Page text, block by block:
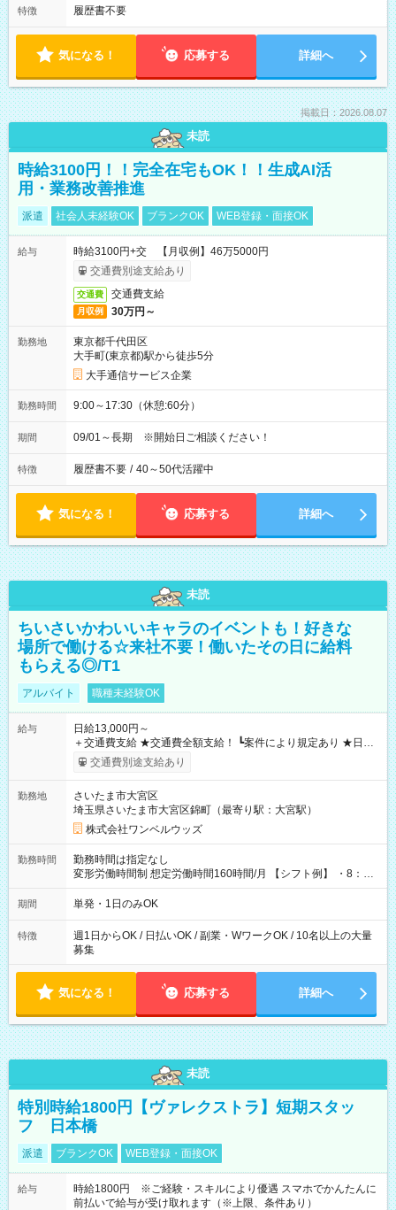
特徴 履歴書不要
気になる！ 応募する 詳細へ
掲載日：2026.08.07
未読
時給3100円！！完全在宅もOK！！生成AI活
用・業務改善推進
派遣 社会人未経験OK ブランクOK WEB登録・面接OK
給与
時給3100円+交 【月収例】46万5000円
交通費別途支給あり
交通費 交通費支給
月収例 30万円～
勤務地
東京都千代田区
大手町(東京都)駅から徒歩5分
大手通信サービス企業
勤務時間 9:00～17:30（休憩:60分）
期間 09/01～長期 ※開始日ご相談ください！
特徴 履歴書不要 / 40～50代活躍中
気になる！ 応募する 詳細へ
未読
ちいさいかわいいキャラのイベントも！好きな
場所で働ける☆来社不要！働いたその日に給料
もらえる◎/T1
アルバイト 職種未経験OK
給与
日給13,000円～
＋交通費支給 ★交通費全額支給！ ┗案件により規定あり ★日払
いOK！（規定あり） ┗働いたその日に現金GET♪ お仕事後はコ
ンビニATMから 日払い分を引き落とせます！ 【試用期間】試
交通費別途支給あり
勤務地
さいたま市大宮区
埼玉県さいたま市大宮区錦町（最寄り駅：大宮駅）
株式会社ワンベルウッズ
勤務時間
勤務時間は指定なし
変形労働時間制 想定労働時間160時間/月 【シフト例】 ・8：00
～21：00
期間 単発・1日のみOK
特徴
週1日からOK / 日払いOK / 副業・WワークOK / 10名以上の大量
募集
気になる！ 応募する 詳細へ
未読
特別時給1800円【ヴァレクストラ】短期スタッ
フ 日本橋
派遣 ブランクOK WEB登録・面接OK
給与
時給1800円 ※ご経験・スキルにより優遇 スマホでかんたんに
前払いで給与が受け取れます（※上限、条件あり）